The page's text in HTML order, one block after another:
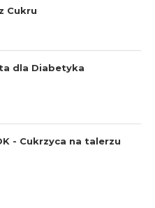
Cukru
dla Diabetyka
- Cukrzyca na talerzu